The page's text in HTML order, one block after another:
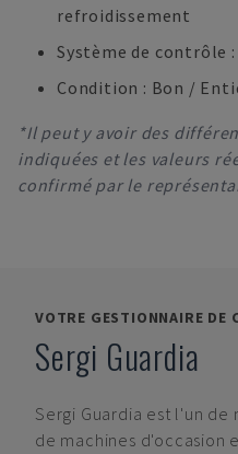
refroidissement
Système de contrôle
Condition : Bon /
*Il peut y avoir des
indiquées et les valeurs
confirmé par le
VOTRE GESTIONNAIRE DE
Sergi Guardia
Sergi Guardia est l'un de
de machines d'occasion